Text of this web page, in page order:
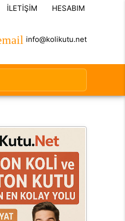
İLETIŞIM HESABIM
info@kolikutu.net